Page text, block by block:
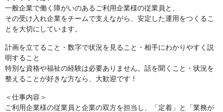
一般企業で働く障がいのあるご利用企業様の従業員と、
その受け入れ企業をチームで支えながら、安定した運用をつくるこ
とを大切にしています。
計画を立てること・数字で状況を見ること・相手にわかりやすく説
明すること
特別な資格や福祉の経験は必要ありません。話を聞くこと・状況を
整えることが好きな方なら、大歓迎です！
＜仕事内容＞
ご利用企業様の従業員と企業の双方を担当し、「定着」と「業務が